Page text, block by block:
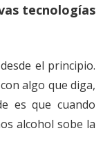
tecnologías
el principio.
algo que diga,
es que cuando
alcohol sobe la